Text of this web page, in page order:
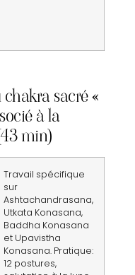
sacré «
à la
min)
Travail spécifique
sur
Ashtachandrasana,
Utkata Konasana,
Baddha Konasana
et Upavistha
Konasana. Pratique:
12 postures,